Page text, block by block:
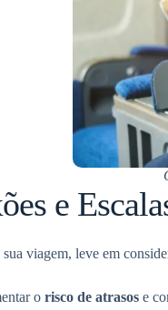
e
viagem, leve em
o risco de atrasos e